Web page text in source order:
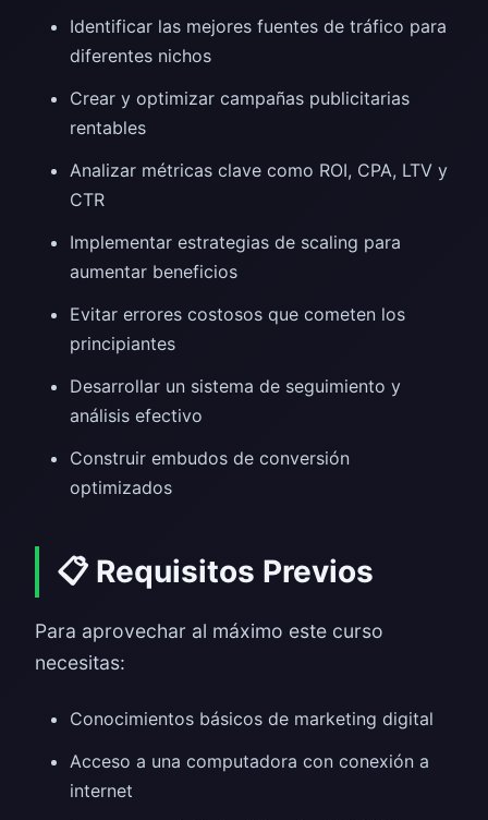
Identificar las mejores fuentes de tráfico para
diferentes nichos
Crear y optimizar campañas publicitarias
rentables
Analizar métricas clave como ROI, CPA, LTV y
CTR
Implementar estrategias de scaling para
aumentar beneficios
Evitar errores costosos que cometen los
principiantes
Desarrollar un sistema de seguimiento y
análisis efectivo
Construir embudos de conversión
optimizados
📋 Requisitos Previos
Para aprovechar al máximo este curso
necesitas:
Conocimientos básicos de marketing digital
Acceso a una computadora con conexión a
internet